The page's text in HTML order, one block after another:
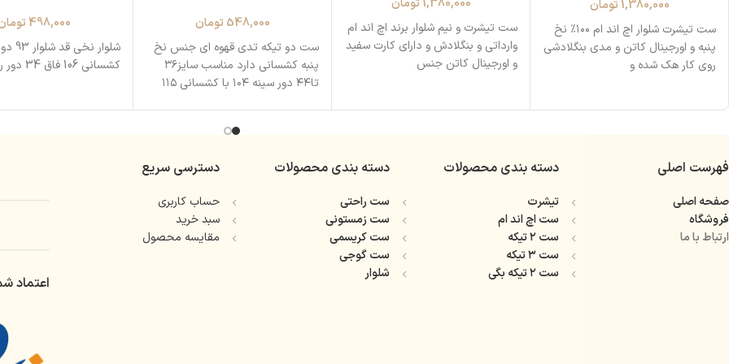
1,380,000 تومان
ست تیشرت شلوار اچ اند ام ۱۰۰٪ نخ
پنبه و اورجینال کاتن و مدی بنگلادشی
روی کار هک‌ شده و
1,380,000 تومان
ست تیشرت و نیم شلوار برند اچ اند ام
وارداتی و بنگلادش و دارای کارت سفید
و اورجینال کاتن جنس
548,000 تومان
ست دو تیکه تدی قهوه ای جنس نخ
پنبه کشسانی دارد مناسب سایز۳۶
تا۴۴ دور سینه ۱۰۴ با کشسانی ۱۱۵
498,000
کشسانی 106 فاق 34 دور ران 65
فهرست اصلی
صفحه اصلی
فروشگاه
ارتباط با ما
دسته بندی محصولات
تیشرت
ست اچ اند ام
ست ۲ تیکه
ست ۳ تیکه
ست ۲ تیکه بگی
دسته بندی محصولات
ست راحتی
ست زمستونی
ست کریسمی
ست گوجی
شلوار
دسترسی سریع
حساب کاربری
سبد خرید
مقایسه محصول
اعتماد